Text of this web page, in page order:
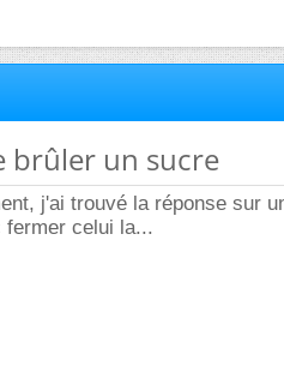
brûler un sucre
j'ai trouvé la réponse sur
fermer celui la...